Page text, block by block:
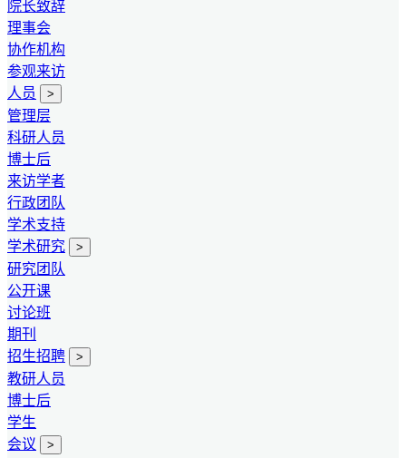
院长致辞
理事会
协作机构
参观来访
人员
>
管理层
科研人员
博士后
来访学者
行政团队
学术支持
学术研究
>
研究团队
公开课
讨论班
期刊
招生招聘
>
教研人员
博士后
学生
会议
>